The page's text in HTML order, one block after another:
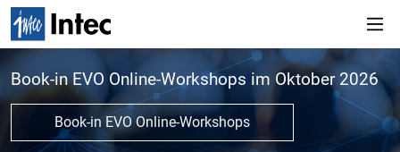
Book-in EVO Online-Workshops im Oktober 2026
Book-in EVO Online-Workshops